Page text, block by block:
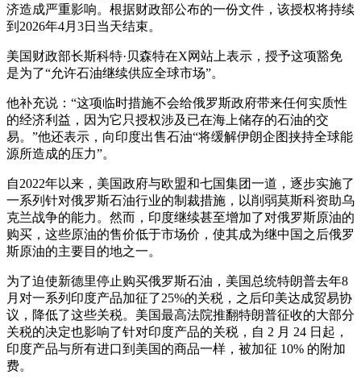
济造成严重影响。根据财政部公布的一份文件，该授权将持续
到2026年4月3日当天结束。
美国财政部长斯科特·贝森特在X网站上表示，授予这项豁免
是为了“允许石油继续供应全球市场”。
他补充说：“这项临时措施不会给俄罗斯政府带来任何实质性
的经济利益，因为它只授权涉及已在海上储存的石油的交
易。”他还表示，向印度出售石油“将缓解伊朗企图挟持全球能
源所造成的压力”。
自2022年以来，美国政府与欧盟和七国集团一道，逐步实施了
一系列针对俄罗斯石油行业的制裁措施，以削弱莫斯科资助乌
克兰战争的能力。然而，印度继续甚至增加了对俄罗斯原油的
购买，这些原油的售价低于市场价，使其成为继中国之后俄罗
斯原油的主要目的地之一。
为了迫使新德里停止购买俄罗斯石油，美国总统特朗普去年8
月对一系列印度产品加征了25%的关税，之后印美达成贸易协
议，降低了这些关税。美国最高法院推翻特朗普征收的大部分
关税的决定也影响了针对印度产品的关税，自 2 月 24 日起，
印度产品与所有进口到美国的商品一样，被加征 10% 的附加
费。